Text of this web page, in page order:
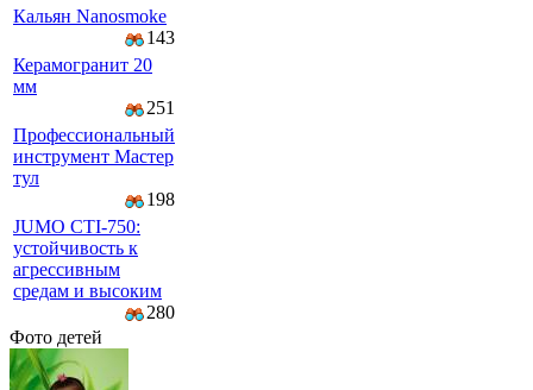
Кальян Nanosmoke
143
Керамогранит 20
мм
251
Профессиональный
инструмент Мастер
тул
198
JUMO CTI-750:
устойчивость к
агрессивным
средам и высоким
280
Фото детей